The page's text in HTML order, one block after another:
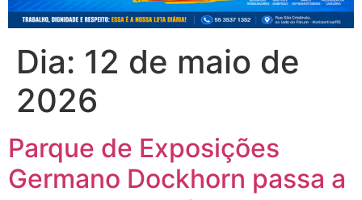
Dia: 12 de maio de
2026
Parque de Exposições
Germano Dockhorn passa a